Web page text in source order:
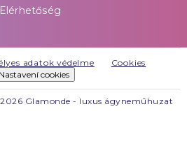
Elérhetőség
adatok védelme
Cookies
Nastavení cookies
Glamonde - luxus ágyneműhuzat